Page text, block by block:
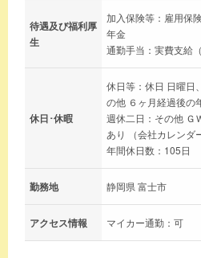
待遇及び福利厚
生
加入保険等：雇用保
年金
通勤手当：実費支給
休日･休暇
休日等：休日 日曜日
の他 ６ヶ月経過後の
週休二日：その他 Ｇ
あり （会社カレンダ
年間休日数：105日
勤務地 静岡県 富士市
アクセス情報 マイカー通勤：可